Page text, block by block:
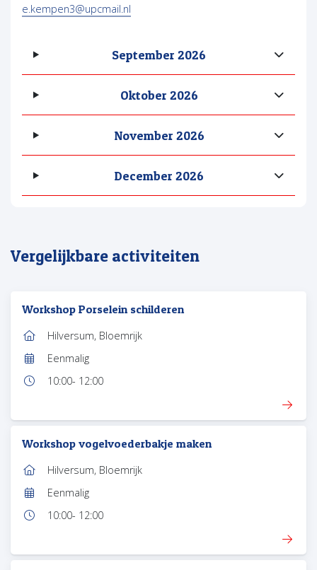
e.kempen3@upcmail.nl
September 2026
Oktober 2026
November 2026
December 2026
Vergelijkbare activiteiten
Workshop Porselein schilderen
Locatie:
Hilversum, Bloemrijk
Frequentie:
Eenmalig
Tijd:
10:00- 12:00
Workshop vogelvoederbakje maken
Locatie:
Hilversum, Bloemrijk
Frequentie:
Eenmalig
Tijd:
10:00- 12:00